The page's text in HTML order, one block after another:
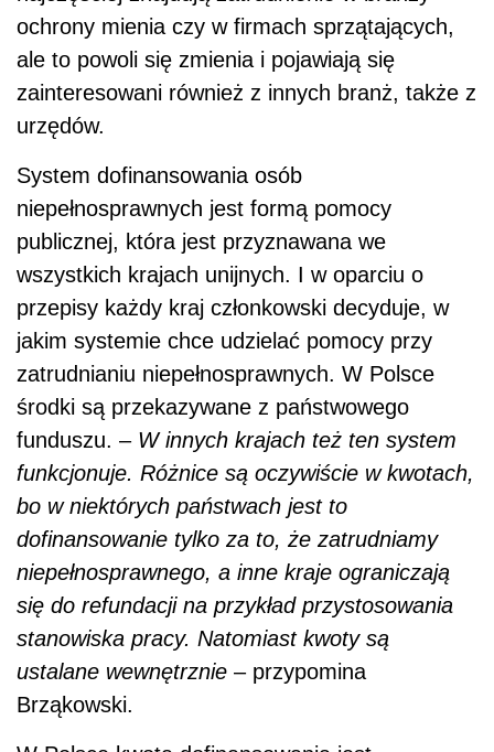
ochrony mienia czy w firmach sprzątających,
ale to powoli się zmienia i pojawiają się
zainteresowani również z innych branż, także z
urzędów.
System dofinansowania osób
niepełnosprawnych jest formą pomocy
publicznej, która jest przyznawana we
wszystkich krajach unijnych. I w oparciu o
przepisy każdy kraj członkowski decyduje, w
jakim systemie chce udzielać pomocy przy
zatrudnianiu niepełnosprawnych. W Polsce
środki są przekazywane z państwowego
funduszu. – W innych krajach też ten system
funkcjonuje. Różnice są oczywiście w kwotach,
bo w niektórych państwach jest to
dofinansowanie tylko za to, że zatrudniamy
niepełnosprawnego, a inne kraje ograniczają
się do refundacji na przykład przystosowania
stanowiska pracy. Natomiast kwoty są
ustalane wewnętrznie – przypomina
Brząkowski.